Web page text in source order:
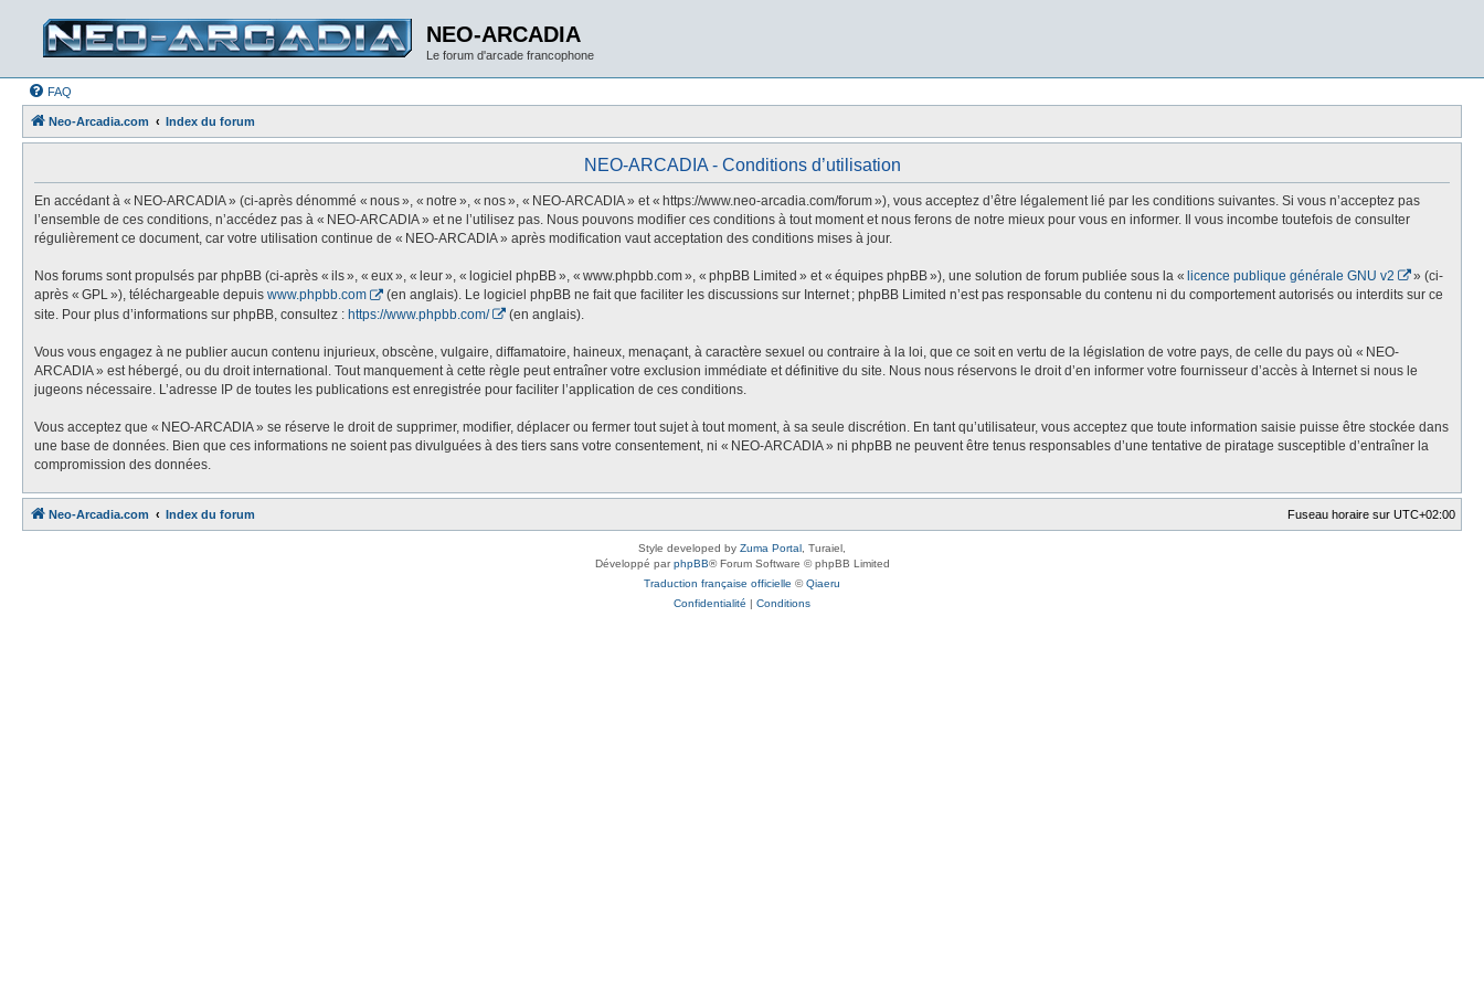
NEO-ARCADIA
Le forum d'arcade francophone
FAQ
Neo-Arcadia.com Index du forum
NEO-ARCADIA - Conditions d’utilisation
En accédant à « NEO-ARCADIA » (ci-après dénommé « nous », « notre », « nos », « NEO-ARCADIA » et « https://www.neo-arcadia.com/forum »), vous acceptez d’être légalement lié par les conditions suivantes. Si vous n’acceptez pas
l’ensemble de ces conditions, n’accédez pas à « NEO-ARCADIA » et ne l’utilisez pas. Nous pouvons modifier ces conditions à tout moment et nous ferons de notre mieux pour vous en informer. Il vous incombe toutefois de consulter
régulièrement ce document, car votre utilisation continue de « NEO-ARCADIA » après modification vaut acceptation des conditions mises à jour.
Nos forums sont propulsés par phpBB (ci-après « ils », « eux », « leur », « logiciel phpBB », « www.phpbb.com », « phpBB Limited » et « équipes phpBB »), une solution de forum publiée sous la « licence publique générale GNU v2
» (ci-
après « GPL »), téléchargeable depuis www.phpbb.com
(en anglais). Le logiciel phpBB ne fait que faciliter les discussions sur Internet ; phpBB Limited n’est pas responsable du contenu ni du comportement autorisés ou interdits sur ce
site. Pour plus d’informations sur phpBB, consultez : https://www.phpbb.com/ (en anglais).
Vous vous engagez à ne publier aucun contenu injurieux, obscène, vulgaire, diffamatoire, haineux, menaçant, à caractère sexuel ou contraire à la loi, que ce soit en vertu de la législation de votre pays, de celle du pays où « NEO-
ARCADIA » est hébergé, ou du droit international. Tout manquement à cette règle peut entraîner votre exclusion immédiate et définitive du site. Nous nous réservons le droit d’en informer votre fournisseur d’accès à Internet si nous le
jugeons nécessaire. L’adresse IP de toutes les publications est enregistrée pour faciliter l’application de ces conditions.
Vous acceptez que « NEO-ARCADIA » se réserve le droit de supprimer, modifier, déplacer ou fermer tout sujet à tout moment, à sa seule discrétion. En tant qu’utilisateur, vous acceptez que toute information saisie puisse être stockée dans
une base de données. Bien que ces informations ne soient pas divulguées à des tiers sans votre consentement, ni « NEO-ARCADIA » ni phpBB ne peuvent être tenus responsables d’une tentative de piratage susceptible d’entraîner la
compromission des données.
Neo-Arcadia.com Index du forum Fuseau horaire sur UTC+02:00
Style developed by Zuma Portal , Turaiel,
Développé parphpBB® Forum Software © phpBB Limited
Traduction française officielle ©Qiaeru
Confidentialité | Conditions